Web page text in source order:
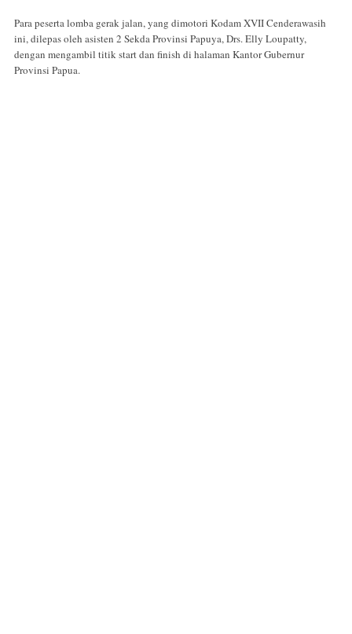
Para peserta lomba gerak jalan, yang dimotori Kodam XVII Cenderawasih
ini, dilepas oleh asisten 2 Sekda Provinsi Papuya, Drs. Elly Loupatty,
dengan mengambil titik start dan finish di halaman Kantor Gubernur
Provinsi Papua.